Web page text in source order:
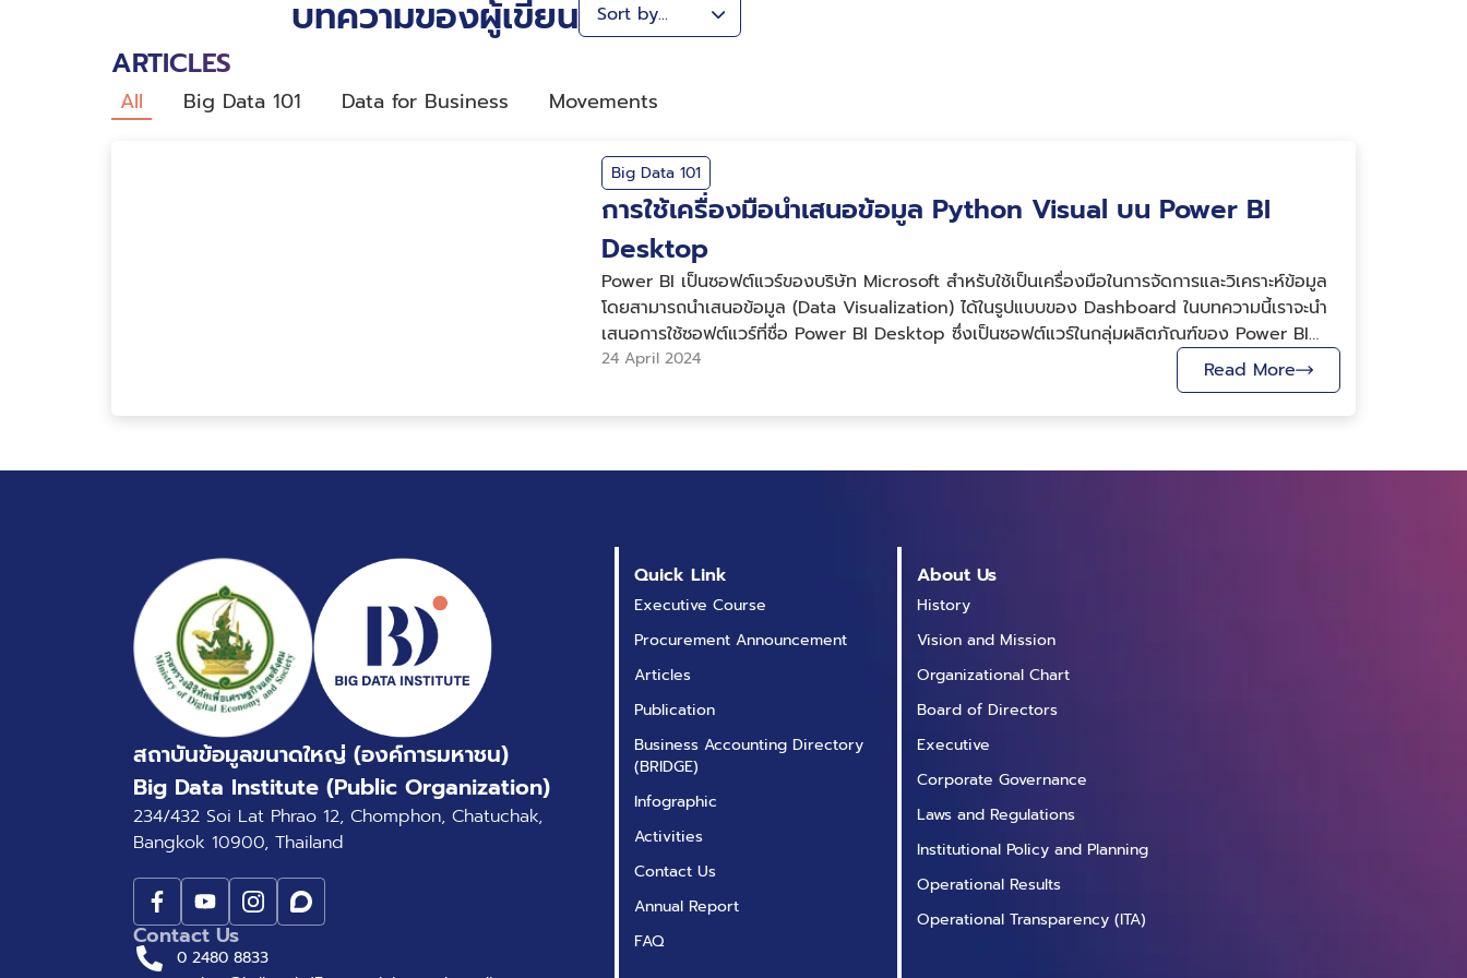
บทความของผู้เขียน
ARTICLES
All Big Data 101 Data for Business Movements
Big Data 101
การใช้เครื่องมือนำเสนอข้อมูล Python Visual บน Power BI
Desktop
Power BI เป็นซอฟต์แวร์ของบริษัท Microsoft สำหรับใช้เป็นเครื่องมือในการจัดการและวิเคราะห์ข้อมูล
โดยสามารถนำเสนอข้อมูล (Data Visualization) ได้ในรูปแบบของ Dashboard ในบทความนี้เราจะนำ
เสนอการใช้ซอฟต์แวร์ที่ชื่อ Power BI Desktop ซึ่งเป็นซอฟต์แวร์ในกลุ่มผลิตภัณฑ์ของ Power BI
เป็นตัวอย่างในการอธิบายโดยใช้เครื่องมือนำเสนอข้อมูล (Visual Tool) ชื่อว่า Python Visual ซึ่งเป็น
Visual ที่เกิดจากการสร้างชุดคำสั่ง (Script) ด้วยภาษาคอมพิวเตอร์ชื่อ Python รวมถึงการอธิบายสิ่ง
ที่ผู้ใช้ควรรู้ก่อนการนำเครื่องมือตัวนี้ไปใช้ ในบทความฉบับนี้จะไม่ได้กล่าวถึงความรู้พื้นฐานในการสร้างชุด
กับพื้นฐานเหล่านี้เพิ่มเติมได้ด้วยตนเอง ทั้งจากเอกสารอ้างอิงของบทความนี้และบทความอื่น ๆ ที่
2 วิธีนี้ ผู้ใช้งานจำเป็นต้องติดตั้ง Python และชุดคำสั่งสำเร็จรูป (Library) ที่เกี่ยวข้องบนเครื่อง
คอมพิวเตอร์ของตนเองก่อนที่จะนำชุดคำสั่งภาษา Python ไปใช้งานใน Power BI Desktop ขั้นตอน
การใช้งาน Python Visual สิ่งที่ควรรู้ก่อนการใช้งานเครื่องมือ Python Visual ถึงในจุดนี้ผู้อ่าน
คงจะเห็นแล้วว่าเครื่องมือ Python Visual เป็นเครื่องมือในซอฟต์แวร์ Power BI Desktop ที่มี
ประสิทธิภาพสูงและสามารถใช้งานได้โดยง่ายๆด้วยการเขียนชุดคำสั่งด้วยภาษา Python อย่างไรก็ดีผู้
เขียนอยากอธิบายให้ผู้อ่านเข้าใจว่าตัวเครื่องมือดี ๆ เช่นนี้ ก็ยังมีข้อจำกัดบางอย่างที่ควรรู้ก่อนการนำไป
ใช้งาน เพื่อประโยชน์สูงสุดของตัวผู้ใช้เอง ซึ่งข้อจำกัดทั้งหมด ผู้ใช้สามารถศึกษาเพิ่มเติมได้จากบทความ
ทั้งหมดที่ผู้ใช้ควรรู้ก่อนการนำเครื่องมือตัวนี้ไปใช้ ดังต่อไปนี้ ที่กล่าวมาทั้งหมด เป็นเพียงตัวอย่างส่วน
หนึ่งของการใช้งานเครื่องมือ Python Visual บนซอฟต์แวร์ Power BI Desktop ผู้ใช้ยังสามารถสร้าง
การแสดงผลด้วยชุดคำสั่งอื่นๆในภาษา Python ด้วยเครื่องมือนี้ อย่างไรก็ดีผู้เขียนคิดว่าข้อควรรู้ก่อน
การใช้งานเครื่องมือนี้ถือเป็นสิ่งที่สำคัญที่สุด เพราะหากผู้ใช้ไม่ศึกษาข้อจำกัดเหล่านี้ให้เข้าใจก่อนการใช้
งาน ผู้ใช้มีความเสี่ยงที่จะพบปัญหาระหว่างการทำงานด้วยเครื่องมือ Python Visual ในภายหลังและ
อาจไม่สามารถแก้ไขปัญหานั้นได้โดยง่าย ซึ่งผู้เขียนหวังว่าบทความนี้จะเป็นประโยชน์ต่อ Data Scientist
และ ผู้ใช้งาน Power BI Desktop ไม่มากก็น้อย บทความโดย ปฏิภาณ แสงเดือนตรวจทานและปรับปรุง
โดย ปริสุทธิ์ จิตต์ภักดี เอกสารอ้างอิง
24 April 2024 Read More
สถาบันข้อมูลขนาดใหญ่ (องค์การมหาชน)
Big Data Institute (Public Organization)
234/432 Soi Lat Phrao 12, Chomphon, Chatuchak,
Bangkok 10900, Thailand
Contact Us
0 2480 8833
Quick Link
Executive Course
Procurement Announcement
Articles
Publication
Business Accounting Directory
(BRIDGE)
Infographic
Activities
Contact Us
Annual Report
FAQ
About Us
History
Vision and Mission
Organizational Chart
Board of Directors
Executive
Corporate Governance
Laws and Regulations
Institutional Policy and Planning
Operational Results
Operational Transparency (ITA)